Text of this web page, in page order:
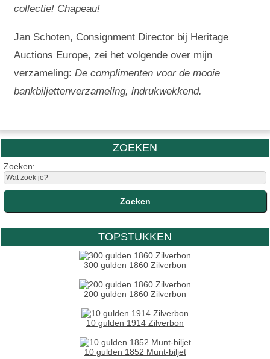
collectie! Chapeau!
Jan Schoten, Consignment Director bij Heritage
Auctions Europe, zei het volgende over mijn
verzameling:De complimenten voor de mooie
bankbiljettenverzameling, indrukwekkend.
ZOEKEN
Zoeken:
TOPSTUKKEN
300 gulden 1860 Zilverbon
200 gulden 1860 Zilverbon
10 gulden 1914 Zilverbon
10 gulden 1852 Munt-biljet